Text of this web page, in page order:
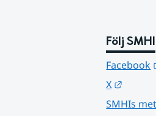
Följ SMHI
Facebook
X
SMHIs